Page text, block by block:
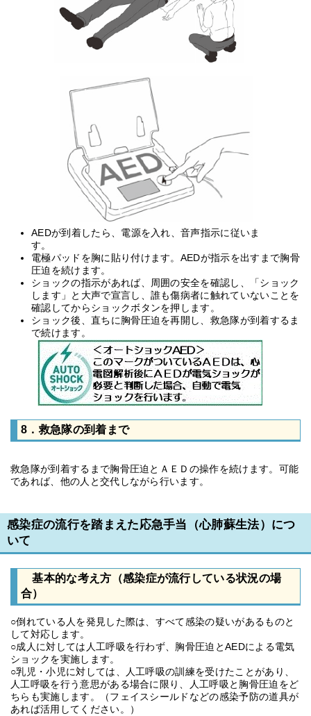
AEDが到着したら、電源を入れ、音声指示に従いま
す。
電極パッドを胸に貼り付けます。AEDが指示を出すまで胸骨
圧迫を続けます。
ショックの指示があれば、周囲の安全を確認し、「ショック
します」と大声で宣言し、誰も傷病者に触れていないことを
確認してからショックボタンを押します。
ショック後、直ちに胸骨圧迫を再開し、救急隊が到着するま
で続けます。
8．救急隊の到着まで
救急隊が到着するまで胸骨圧迫とＡＥＤの操作を続けます。可能
であれば、他の人と交代しながら行います。
感染症の流行を踏まえた応急手当（心肺蘇生法）につ
いて
基本的な考え方（感染症が流行している状況の場
合）
○倒れている人を発見した際は、すべて感染の疑いがあるものと
して対応します。
○成人に対しては人工呼吸を行わず、胸骨圧迫とAEDによる電気
ショックを実施します。
○乳児・小児に対しては、人工呼吸の訓練を受けたことがあり、
人工呼吸を行う意思がある場合に限り、人工呼吸と胸骨圧迫をど
ちらも実施します。（フェイスシールドなどの感染予防の道具が
あれば活用してください。）